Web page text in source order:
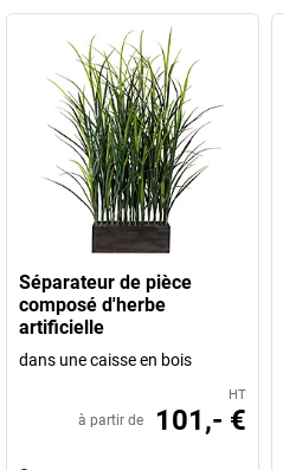
Séparateur de pièce
composé d'herbe
artificielle
dans une caisse en bois
HT
à partir de 101,- €